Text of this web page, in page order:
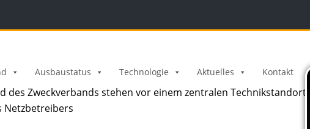
Ausbaustatus Technologie Aktuelles Kontakt